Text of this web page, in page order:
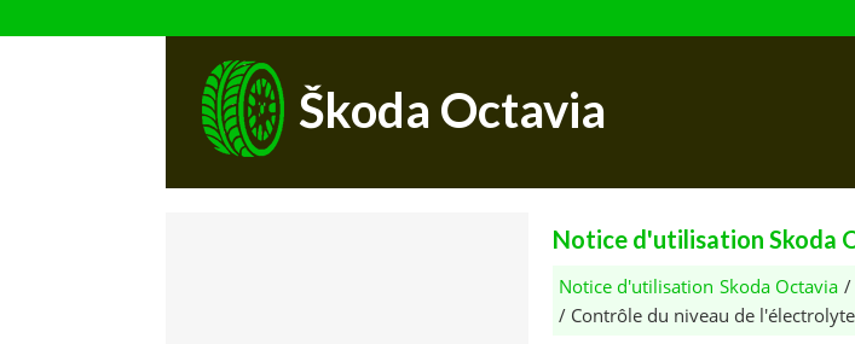
Škoda Octavia
Notice d'utilisation Skoda
Notice d'utilisation Skoda Octavia /
/ Contrôle du niveau de l'électrolyte